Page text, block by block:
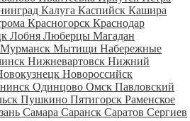
Калуга Каспийск Кашира
Красногорск Краснодар
Лобня Люберцы Магадан
Мурманск Мытищи Набережные
Нижневартовск Нижний
Новороссийск
Одинцово Омск Павловский
Пушкино Пятигорск Раменское
Самара Саранск Саратов Сергиев